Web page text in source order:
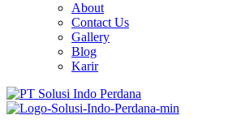
About
Contact Us
Gallery
Blog
Karir